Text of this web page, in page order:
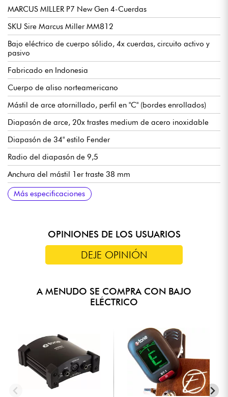
MARCUS MILLER P7 New Gen 4-Cuerdas
SKU Sire Marcus Miller MM812
Bajo eléctrico de cuerpo sólido, 4x cuerdas, circuito activo y
pasivo
Fabricado en Indonesia
Cuerpo de aliso norteamericano
Mástil de arce atornillado, perfil en "C" (bordes enrollados)
Diapasón de arce, 20x trastes medium de acero inoxidable
Diapasón de 34" estilo Fender
Radio del diapasón de 9,5
Anchura del mástil 1er traste 38 mm
Juego de pastillas Sire Super-PJ Revolution
Preamplificador Sire Marcus Heritage-3, conmutable
activo/pasivo (18v mediante 2 pilas de 9v)
Control de volumen
Tono (potenciómetro concéntrico)
Balance de micrófono
Agudos
Medios / frecuencia de medios (potenciómetro concéntrico)
Graves
Mini selector (modos activo / pasivo)
Puente Sire Marcus Miller Modern-S Bass
Clavijas de afinación Sire Premium Light Weight Open Gear
Cejuela de hueso
Acabado brillante del cuerpo
Mástil satinado
Más especificaciones
OPINIONES DE LOS USUARIOS
DEJE OPINIÓN
A MENUDO SE COMPRA CON BAJO
ELÉCTRICO